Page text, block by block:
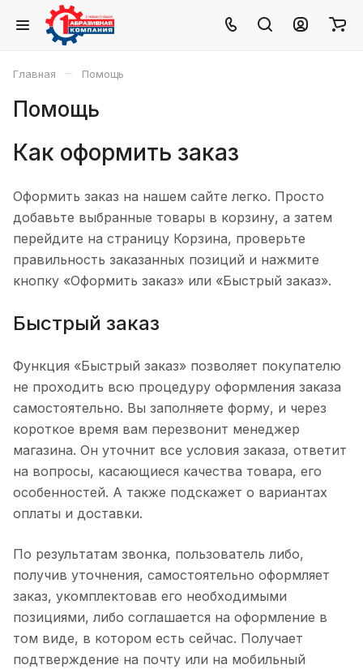
Главная – Помощь
Помощь
Как оформить заказ
Оформить заказ на нашем сайте легко. Просто
добавьте выбранные товары в корзину, а затем
перейдите на страницу Корзина, проверьте
правильность заказанных позиций и нажмите
кнопку «Оформить заказ» или «Быстрый заказ».
Быстрый заказ
Функция «Быстрый заказ» позволяет покупателю
не проходить всю процедуру оформления заказа
самостоятельно. Вы заполняете форму, и через
короткое время вам перезвонит менеджер
магазина. Он уточнит все условия заказа, ответит
на вопросы, касающиеся качества товара, его
особенностей. А также подскажет о вариантах
оплаты и доставки.
По результатам звонка, пользователь либо,
получив уточнения, самостоятельно оформляет
заказ, укомплектовав его необходимыми
позициями, либо соглашается на оформление в
том виде, в котором есть сейчас. Получает
подтверждение на почту или на мобильный